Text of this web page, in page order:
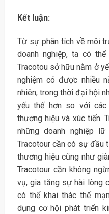
Kết luận:
Từ sự phân tích về môi
doanh nghiệp, ta có
Tracotou sở hữu nằm ở
nghiệm có được nhiều
nhiên, trong thời đại hội
yếu thế hơn so với các
thương hiệu và xúc tiến.
những doanh nghiệp
Tracotour cần có sự đầu
thương hiệu cũng như
Tracotour cần không
vụ, gia tăng sự hài lòng
có thể khai thác thế
dụng cơ hội phát triển